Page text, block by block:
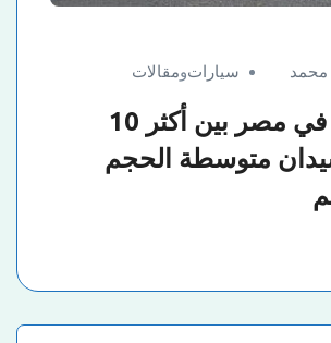
محمد سياراتومقالات
6 سيارات في مصر بين أكثر 10
متوسطة الحجم